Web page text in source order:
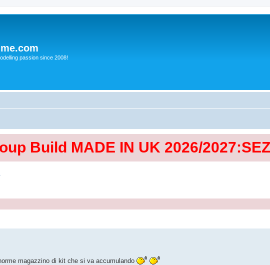
passion since 2008!
Build MADE IN UK 2026/
magazzino di kit che si va accumulando